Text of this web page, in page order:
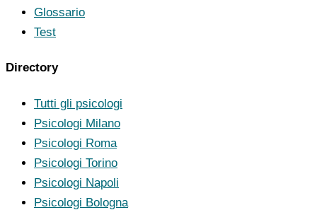
Glossario
Test
Directory
Tutti gli psicologi
Psicologi Milano
Psicologi Roma
Psicologi Torino
Psicologi Napoli
Psicologi Bologna